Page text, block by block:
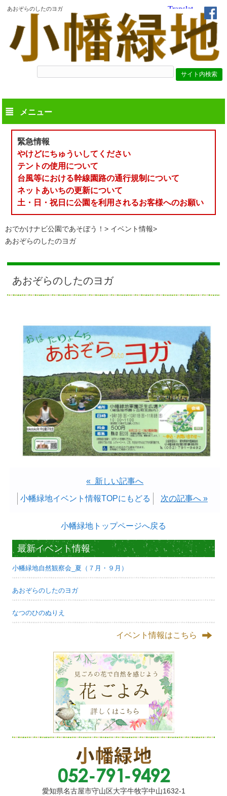
あおぞらのしたのヨガ
メニュー
緊急情報
やけどにちゅういしてください
テントの使用について
台風等における幹線園路の通行規制について
ネットあいちの更新について
土・日・祝日に公園を利用されるお客様へのお願い
おでかけナビ公園であそぼう！
イベント情報
あおぞらのしたのヨガ
あおぞらのしたのヨガ
« 新しい記事へ
小幡緑地イベント情報TOPにもどる
次の記事へ »
小幡緑地トップページへ戻る
最新イベント情報
小幡緑地自然観察会_夏（７月・９月）
あおぞらのしたのヨガ
なつのひのぬりえ
イベント情報はこちら
愛知県名古屋市守山区大字牛牧字中山1632-1